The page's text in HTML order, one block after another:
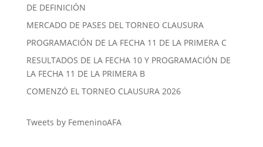
DE DEFINICIÓN
MERCADO DE PASES DEL TORNEO CLAUSURA
PROGRAMACIÓN DE LA FECHA 11 DE LA PRIMERA C
RESULTADOS DE LA FECHA 10 Y PROGRAMACIÓN DE
LA FECHA 11 DE LA PRIMERA B
COMENZÓ EL TORNEO CLAUSURA 2026
Tweets by FemeninoAFA